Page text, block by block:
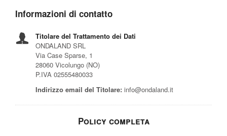
Informazioni di contatto
Titolare del Trattamento dei Dati
ONDALAND SRL
Via Case Sparse, 1
28060 Vicolungo (NO)
P.IVA 02555480033
Indirizzo email del Titolare: info@ondaland.it
Policy completa